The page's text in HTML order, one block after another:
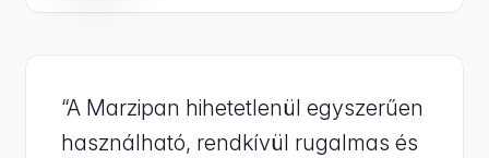
“A Marzipan hihetetlenül egyszerűen
használható, rendkívül rugalmas és